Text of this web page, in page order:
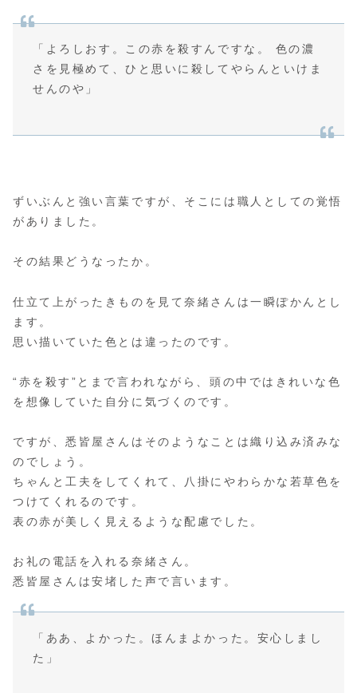
「よろしおす。この赤を殺すんですな。 色の濃
さを見極めて、ひと思いに殺してやらんといけま
せんのや」
ずいぶんと強い言葉ですが、そこには職人としての覚悟
がありました。
その結果どうなったか。
仕立て上がったきものを見て奈緒さんは一瞬ぽかんとし
ます。
思い描いていた色とは違ったのです。
“赤を殺す”とまで言われながら、頭の中ではきれいな色
を想像していた自分に気づくのです。
ですが、悉皆屋さんはそのようなことは織り込み済みな
のでしょう。
ちゃんと工夫をしてくれて、八掛にやわらかな若草色を
つけてくれるのです。
表の赤が美しく見えるような配慮でした。
お礼の電話を入れる奈緒さん。
悉皆屋さんは安堵した声で言います。
「ああ、よかった。ほんまよかった。安心しまし
た」